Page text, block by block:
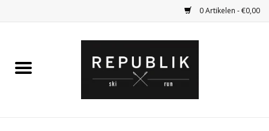
0 Artikelen - €0,00